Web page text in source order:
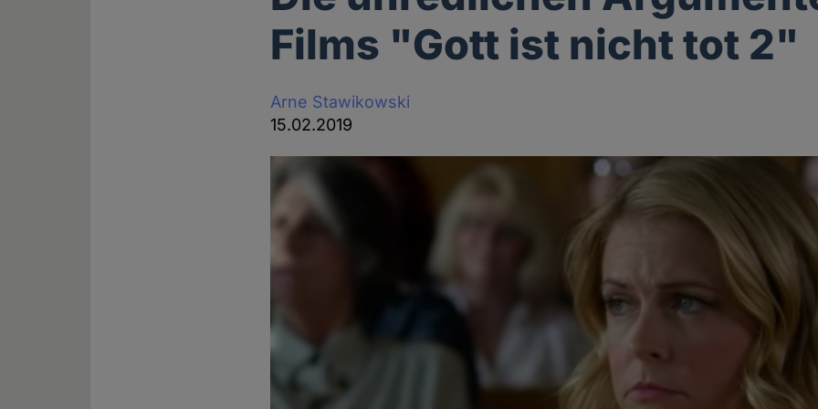
Films "Gott ist nicht tot 2"
Arne Stawikowski
15.02.2019